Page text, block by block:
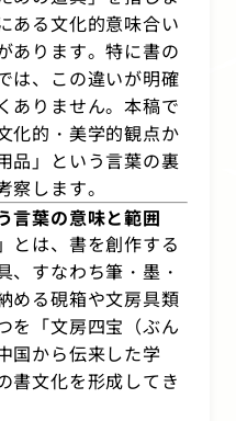
ある文化的意味合い
あります。特に書の
は、この違いが明確
ありません。本稿で
化的・美学的観点か
品」という言葉の裏
します。
言葉の意味と範囲
とは、書を創作する
、すなわち筆・墨・
める硯箱や文房具類
を「文房四宝（ぶん
国から伝来した学
書文化を形成してき